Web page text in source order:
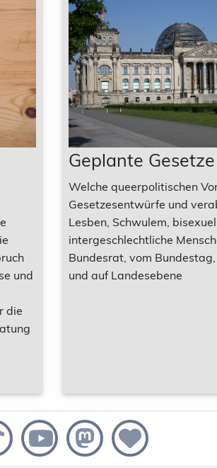
und
die
Geplante Gesetze
Welche queerpolitischen
Gesetzesentwürfe und
Lesben, Schwulem,
intergeschlechtliche
Bundesrat, vom
und auf Landesebene